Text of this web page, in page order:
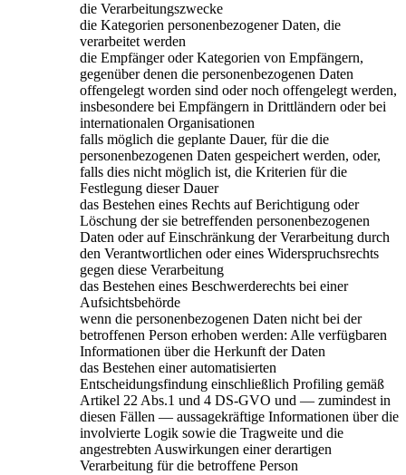
die Verarbeitungszwecke
die Kategorien personenbezogener Daten, die
verarbeitet werden
die Empfänger oder Kategorien von Empfängern,
gegenüber denen die personenbezogenen Daten
offengelegt worden sind oder noch offengelegt werden,
insbesondere bei Empfängern in Drittländern oder bei
internationalen Organisationen
falls möglich die geplante Dauer, für die die
personenbezogenen Daten gespeichert werden, oder,
falls dies nicht möglich ist, die Kriterien für die
Festlegung dieser Dauer
das Bestehen eines Rechts auf Berichtigung oder
Löschung der sie betreffenden personenbezogenen
Daten oder auf Einschränkung der Verarbeitung durch
den Verantwortlichen oder eines Widerspruchsrechts
gegen diese Verarbeitung
das Bestehen eines Beschwerderechts bei einer
Aufsichtsbehörde
wenn die personenbezogenen Daten nicht bei der
betroffenen Person erhoben werden: Alle verfügbaren
Informationen über die Herkunft der Daten
das Bestehen einer automatisierten
Entscheidungsfindung einschließlich Profiling gemäß
Artikel 22 Abs.1 und 4 DS-GVO und — zumindest in
diesen Fällen — aussagekräftige Informationen über die
involvierte Logik sowie die Tragweite und die
angestrebten Auswirkungen einer derartigen
Verarbeitung für die betroffene Person